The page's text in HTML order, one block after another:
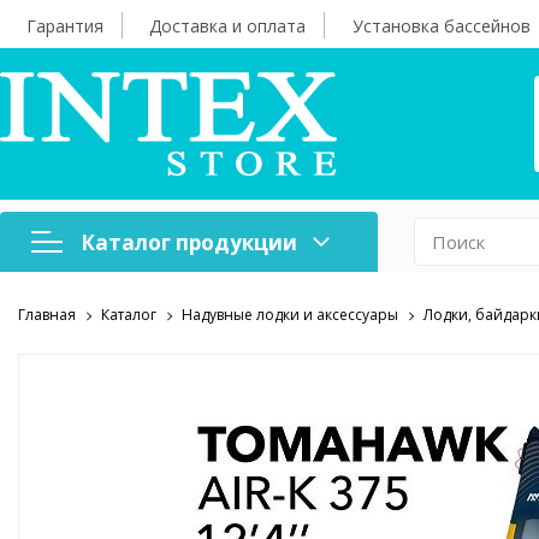
Гарантия Доставка и оплата Установка бассейнов
Каталог продукции
Надувная мебель
Надувные лодки и
аксессуары
Главная Каталог Надувные лодки и аксессуары Лодки,